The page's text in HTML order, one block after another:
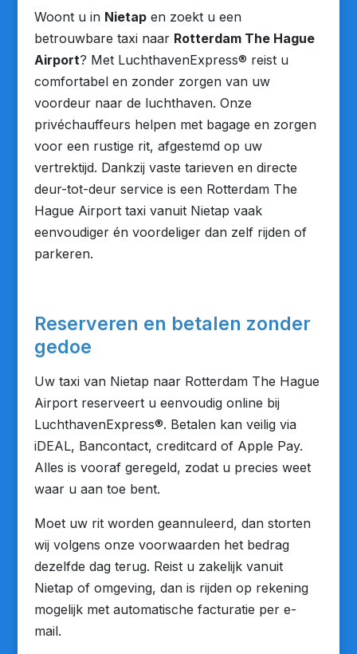
Woont u in Nietapen zoekt u een
betrouwbare taxi naar Rotterdam The Hague
Airport? Met LuchthavenExpress® reist u
comfortabel en zonder zorgen van uw
voordeur naar de luchthaven. Onze
privéchauffeurs helpen met bagage en zorgen
voor een rustige rit, afgestemd op uw
vertrektijd. Dankzij vaste tarieven en directe
deur-tot-deur service is een Rotterdam The
Hague Airport taxi vanuit Nietap vaak
eenvoudiger én voordeliger dan zelf rijden of
parkeren.
Reserveren en betalen zonder
gedoe
Uw taxi van Nietap naar Rotterdam The Hague
Airport reserveert u eenvoudig online bij
LuchthavenExpress®. Betalen kan veilig via
iDEAL, Bancontact, creditcard of Apple Pay.
Alles is vooraf geregeld, zodat u precies weet
waar u aan toe bent.
Moet uw rit worden geannuleerd, dan storten
wij volgens onze voorwaarden het bedrag
dezelfde dag terug. Reist u zakelijk vanuit
Nietap of omgeving, dan is rijden op rekening
mogelijk met automatische facturatie per e-
mail.